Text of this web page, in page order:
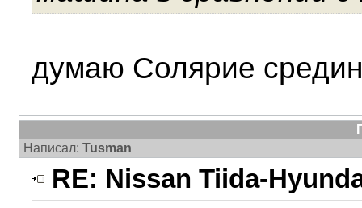
думаю Солярие
Написал: Tusman
RE: Nissan Tiida-